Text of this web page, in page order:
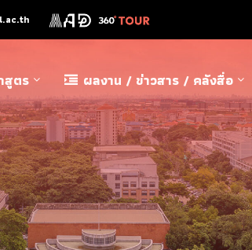
สูตร ผลงาน / ข่าวสาร / คลังสื่อ